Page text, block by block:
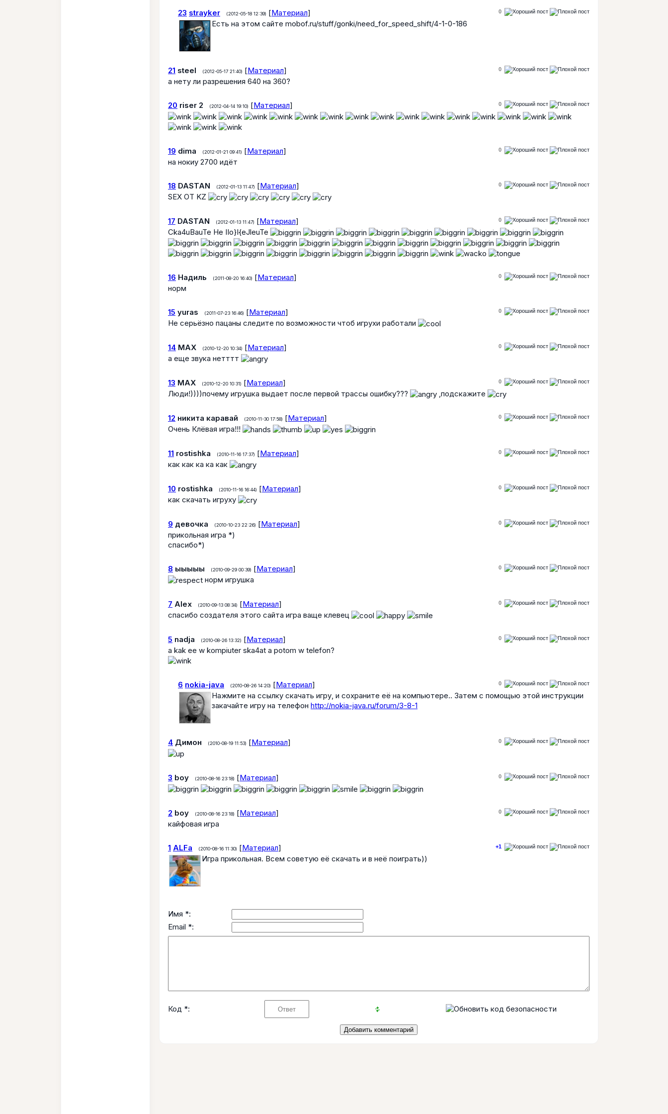
0
23 strayker (2012-05-18 12:39) [Материал]
Есть на этом сайте mobof.ru/stuff/gonki/need_for_speed_shift/4-1-0-186
0
21 steel (2012-05-17 21:40) [Материал]
а нету ли разрешения 640 на 360?
0
20 riser 2 (2012-04-14 19:10) [Материал]
0
19 dima (2012-01-21 09:41) [Материал]
на нокиу 2700 идёт
0
18 DASTAN (2012-01-13 11:47) [Материал]
SEX OT KZ
0
17 DASTAN (2012-01-13 11:47) [Материал]
Cka4uBauTe He IIo}I{eJleuTe
0
16 Надиль (2011-08-20 16:40) [Материал]
норм
0
15 yuras (2011-07-23 16:46) [Материал]
Не серьёзно пацаны следите по возможности чтоб игрухи работали
0
14 МАХ (2010-12-20 10:34) [Материал]
а еще звука нетттт
0
13 МАХ (2010-12-20 10:31) [Материал]
Люди!))))почему игрушка выдает после первой трассы ошибку???
,подскажите
0
12 никита каравай (2010-11-30 17:58) [Материал]
Очень Клёвая игра!!!
0
11 rostishka (2010-11-16 17:37) [Материал]
как как ка ка как
0
10 rostishka (2010-11-16 16:44) [Материал]
как скачать игруху
0
9 девочка (2010-10-23 22:26) [Материал]
прикольная игра *)
спасибо*)
0
8 ыыыыы (2010-09-29 00:39) [Материал]
норм игрушка
0
7 Alex (2010-09-13 08:34) [Материал]
спасибо создателя этого сайта игра ваще клевец
0
5 nadja (2010-08-26 13:32) [Материал]
a kak ee w kompiuter ska4at a potom w telefon?
0
6 nokia-java (2010-08-26 14:20) [Материал]
Нажмите на ссылку скачать игру, и сохраните её на компьютере.. Затем с помощью этой инструкции
закачайте игру на телефон http://nokia-java.ru/forum/3-8-1
0
4 Димон (2010-08-19 11:53) [Материал]
0
3 boy (2010-08-16 23:18) [Материал]
0
2 boy (2010-08-16 23:18) [Материал]
кайфовая игра
+1
1 ALFa (2010-08-16 11:30) [Материал]
Игра прикольная. Всем советую её скачать и в неё поиграть))
Имя *:
Email *:
Код *: